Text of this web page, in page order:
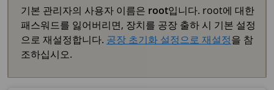
기본 관리자의 사용자 이름은 root입니다. root에 대한
패스워드를 잃어버리면, 장치를 공장 출하 시 기본 설정
으로 재설정합니다. 공장 초기화 설정으로 재설정을 참
조하십시오.